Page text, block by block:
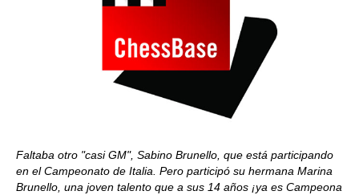
Faltaba otro "casi GM", Sabino Brunello, que está participando
en el Campeonato de Italia. Pero participó su hermana Marina
Brunello, una joven talento que a sus 14 años ¡ya es Campeona